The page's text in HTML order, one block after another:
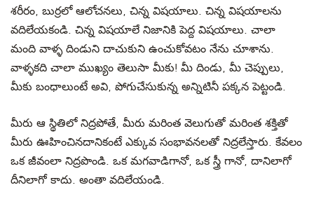
శరీరం, బుర్రలో ఆలోచనలు, చిన్న విషయాలు. చిన్న విషయాలను
వదిలేయకండి. చిన్న విషయాలే నిజానికి పెద్ద విషయాలు. చాలా
మంది వాళ్ళ దిండుని దాచుకుని ఉంచుకోవటం నేను చూశాను.
వాళ్ళకది చాలా ముఖ్యం తెలుసా మీకు! మీ దిండు, మీ చెప్పులు,
మీకు బంధాలుంటే అవి, పోగుచేసుకున్న అన్నిటినీ పక్కన పెట్టండి.
మీరు ఆ స్థితిలో నిద్రపోతే, మీరు మరింత వెలుగుతో మరింత శక్తితో
మీరు ఊహించినదానికంటే ఎక్కువ సంభావనలతో నిద్రలేస్తారు. కేవలం
ఒక జీవంలా నిద్రపొండి. ఒక మగవాడిగానో, ఒక స్త్రీ గానో, దానిలాగో
దీనిలాగో కాదు. అంతా వదిలేయండి.